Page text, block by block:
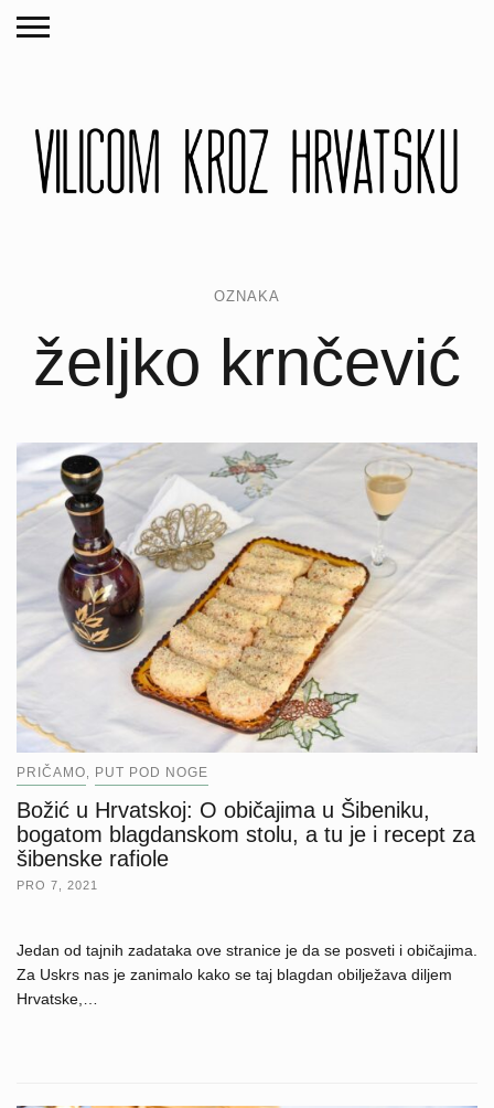
OZNAKA
željko krnčević
PRIČAMO, PUT POD NOGE
Božić u Hrvatskoj: O običajima u Šibeniku,
bogatom blagdanskom stolu, a tu je i recept za
šibenske rafiole
PRO 7, 2021
Jedan od tajnih zadataka ove stranice je da se posveti i običajima.
Za Uskrs nas je zanimalo kako se taj blagdan obilježava diljem
Hrvatske,…